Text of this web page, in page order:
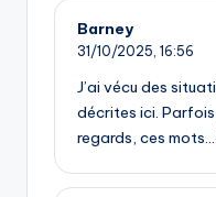
Barney
31/10/2025, 16:56
J’ai vécu des
décrites ici.
regards, ces